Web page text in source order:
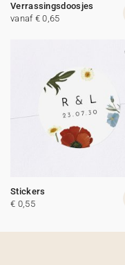
Verrassingsdoosjes
vanaf € 0,65
Stickers
€ 0,55